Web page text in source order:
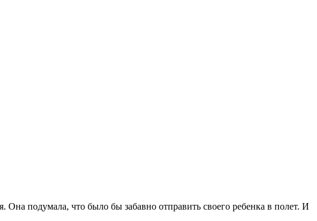
подумала, что было бы забавно отправить своего ребенка в полет. И